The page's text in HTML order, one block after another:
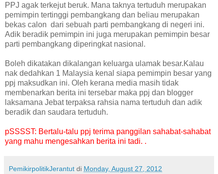
PPJ agak terkejut beruk. Mana taknya tertuduh merupakan
pemimpin tertinggi pembangkang dan beliau merupakan
bekas calon dari sebuah parti pembangkang di negeri ini.
Adik beradik pemimpin ini juga merupakan pemimpin besar
parti pembangkang diperingkat nasional.
Boleh dikatakan dikalangan keluarga ulamak besar.Kalau
nak dedahkan 1 Malaysia kenal siapa pemimpin besar yang
ppj maksudkan ini. Oleh kerana media masih tidak
membenarkan berita ini tersebar maka ppj dan blogger
laksamana Jebat terpaksa rahsia nama tertuduh dan adik
beradik dan saudara tertuduh.
pSSSST: Bertalu-talu ppj terima panggilan sahabat-sahabat
yang mahu mengesahkan berita ini tadi. .
PemikirpolitikJerantut di Monday, August 27, 2012